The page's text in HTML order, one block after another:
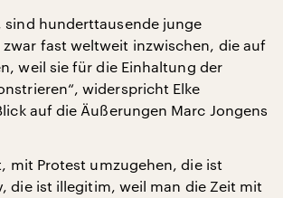
sind hunderttausende junge
fast weltweit inzwischen, die auf
weil sie für die Einhaltung der
widerspricht Elke
auf die Äußerungen Marc Jongens
mit Protest umzugehen, die ist
die ist illegitim, weil man die Zeit mit